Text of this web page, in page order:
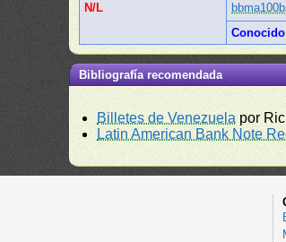
N/L
Conocido
Bibliografía recomendada
Billetes de Venezuela por
Latin American Bank Note